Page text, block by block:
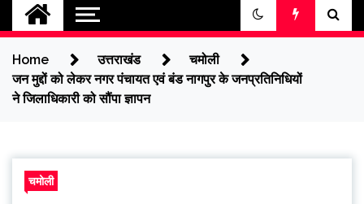
Home उत्तराखंड
चमोली
जन मुद्दों को लेकर नगर पंचायत एवं बंड नागपुर के जनप्रतिनिधियों
ने जिलाधिकारी को सौंपा ज्ञापन
चमोली